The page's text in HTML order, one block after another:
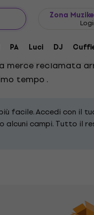
Zona
PA Luci DJ
il modulo,
reclamata
tempo .
facile. Accedi con il
alcuni campi. Tutto il